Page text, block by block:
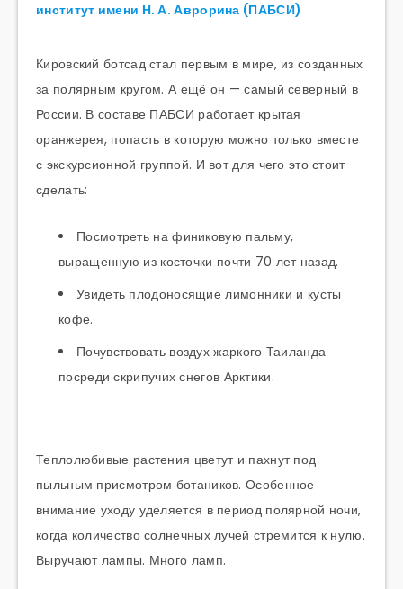
институт имени Н. А. Аврорина (ПАБСИ)
Кировский ботсад стал первым в мире, из созданных
за полярным кругом. А ещё он — самый северный в
России. В составе ПАБСИ работает крытая
оранжерея, попасть в которую можно только вместе
с экскурсионной группой. И вот для чего это стоит
сделать:
Посмотреть на финиковую пальму,
выращенную из косточки почти 70 лет назад.
Увидеть плодоносящие лимонники и кусты
кофе.
Почувствовать воздух жаркого Таиланда
посреди скрипучих снегов Арктики.
Теплолюбивые растения цветут и пахнут под
пыльным присмотром ботаников. Особенное
внимание уходу уделяется в период полярной ночи,
когда количество солнечных лучей стремится к нулю.
Выручают лампы. Много ламп.